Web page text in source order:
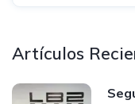
Artículos